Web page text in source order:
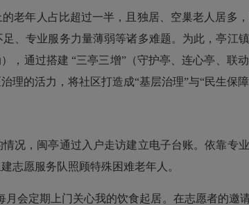
年人占比超过一半，且独居、空巢老人居多
、专业服务力量薄弱等诸多难题。为此，亭江
，通过搭建 “三亭三增”（守护亭、连心亭、
理的活力，将社区打造成“基层治理”与“民生保
，闽亭通过入户走访建立电子台账。依靠专业
志愿服务队照顾特殊困难老年人。
会定期上门关心我的饮食起居。在志愿者的邀